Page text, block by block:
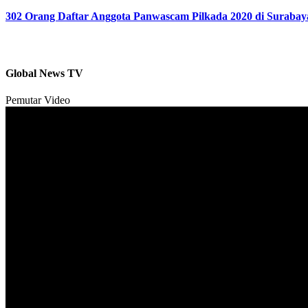
302 Orang Daftar Anggota Panwascam Pilkada 2020 di
Global News TV
Pemutar Video